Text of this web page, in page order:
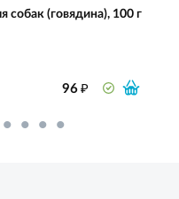
собак (говядина), 100 г
96₽